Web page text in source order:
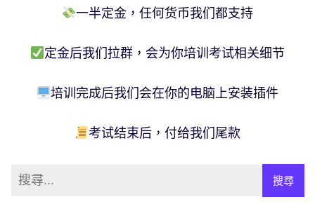
一半定金，任何货币我们都支持
定金后我们拉群，会为你培训考试相关细节
培训完成后我们会在你的电脑上安装插件
考试结束后，付给我们尾款